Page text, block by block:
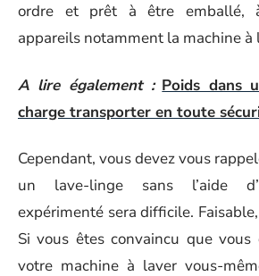
ordre et prêt à être emballé,
appareils notamment la machine à
A lire également : Poids dans
charge transporter en toute
Cependant, vous devez vous
un lave-linge sans l’aide
expérimenté sera difficile.
Si vous êtes convaincu que vous
votre machine à laver vous-